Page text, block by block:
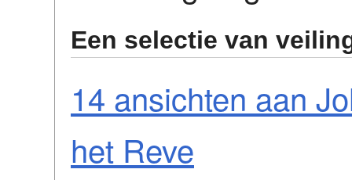
Een selectie van
14 ansichten aan
het Reve